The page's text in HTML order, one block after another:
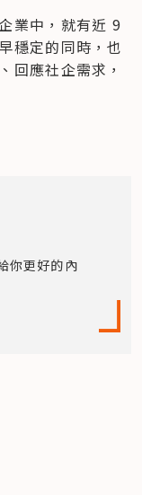
業中，就有近 9
穩定的同時，也
回應社企需求，
你更好的內